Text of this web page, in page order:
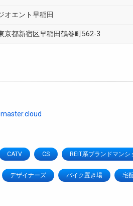
オエント早稲田
京都新宿区早稲田鶴巻町562-3
CATV CS REIT系ブランドマンシ
デザイナーズ バイク置き場 宅